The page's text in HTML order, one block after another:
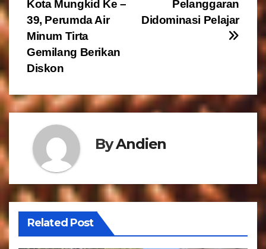
a
v
i
g
a
s
p
o
s
Pelanggaran
Didominasi Pelajar
Kota Mungkid Ke –
39, Perumda Air
Minum Tirta
Gemilang Berikan
Diskon
ByAndien
Related Post